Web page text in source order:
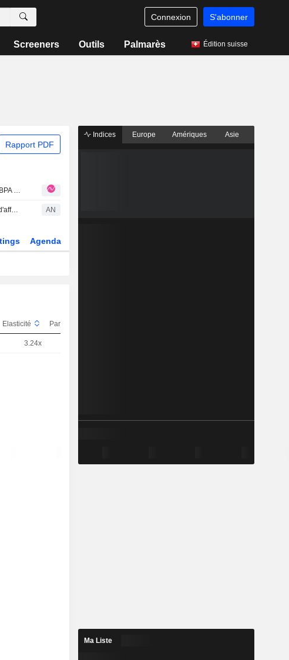
Connexion S'abonner
Screeners Outils Palmarès Édition suisse
Rapport PDF
AIB GROUP : révision à la hausse du BPA grâce à un redressement plus marqué de la marge nette d'intérêt
RÉSULTATS ET ACTIVITÉ : Le chiffre d'affaires de Zoo Digital recule, mais la perte se réduit AN
Agenda
Elasticité Parité
3.24x
Indices Europe Amériques Asie
Ma Liste